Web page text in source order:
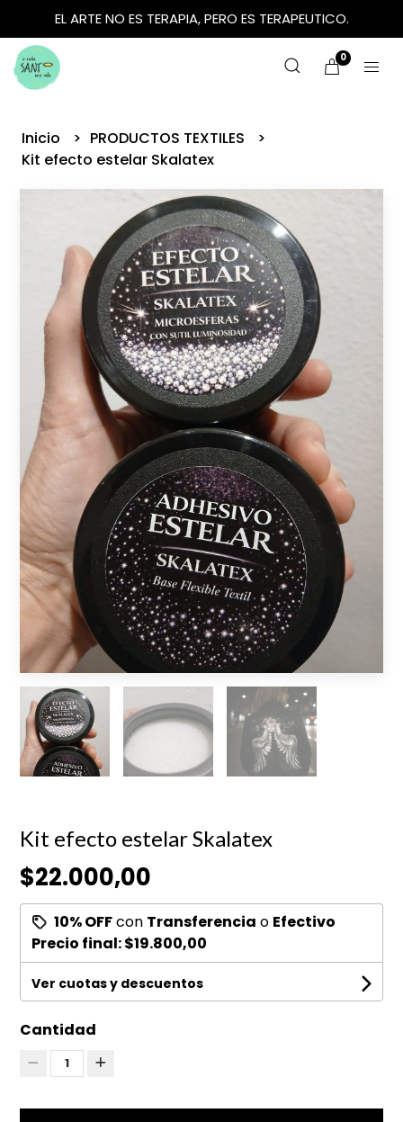
EL ARTE NO ES TERAPIA, PERO ES TERAPEUTICO.
0
Inicio
PRODUCTOS TEXTILES
Kit efecto estelar Skalatex
Kit efecto estelar Skalatex
$22.000,00
10% OFFcon Transferencia o Efectivo
Precio final:$19.800,00
Ver cuotas y descuentos
Cantidad
1